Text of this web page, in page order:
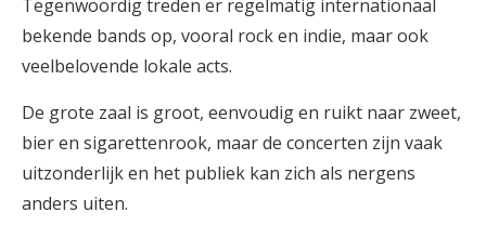
Tegenwoordig treden er regelmatig internationaal
bekende bands op, vooral rock en indie, maar ook
veelbelovende lokale acts.
De grote zaal is groot, eenvoudig en ruikt naar zweet,
bier en sigarettenrook, maar de concerten zijn vaak
uitzonderlijk en het publiek kan zich als nergens
anders uiten.